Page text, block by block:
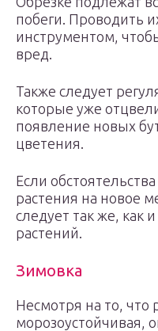
побеги. Проводить
инструментом,
вред.
Также следует
которые уже
появление новых
цветения.
Если
растения на новое
следует так же, как
растений.
Зимовка
Несмотря на то, что
морозоустойчивая,